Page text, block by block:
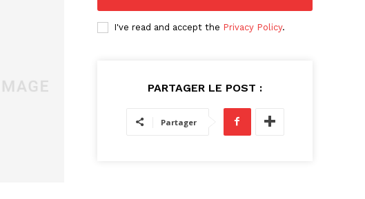
I've read and accept the Privacy Policy.
PARTAGER LE POST :
Partager